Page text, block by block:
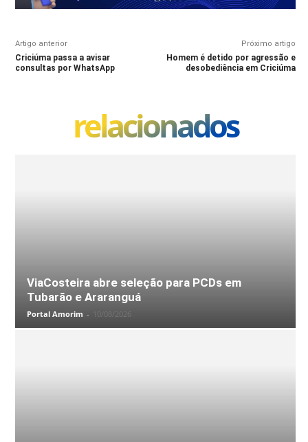
Artigo anterior
Criciúma passa a avisar
consultas por WhatsApp
Próximo artigo
Homem é detido por agressão e
desobediência em Criciúma
relacionados
ViaCosteira abre seleção para PCDs em
Tubarão e Araranguá
Portal Amorim - 10/08/2026